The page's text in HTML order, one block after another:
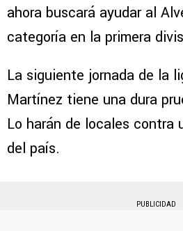
ahora buscará ayudar al
categoría en la primera
La siguiente jornada de la
Martínez tiene una dura
Lo harán de locales contra
del país.
PUBLICIDAD